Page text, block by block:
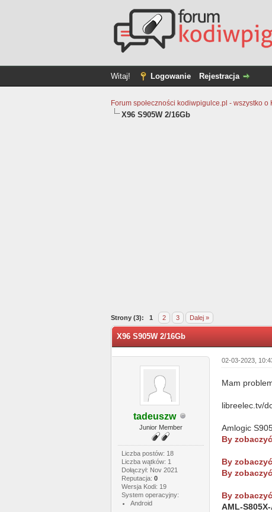
Witaj! Logowanie Rejestracja
Forum społeczności kodiwpigulce.pl - wszystko
X96 S905W 2/16Gb
Strony (3): 1 2 3 Dalej »
X96 S905W 2/16Gb
tadeuszw
Junior Member
Liczba postów: 18
Liczba wątków: 1
Dołączył: Nov 2021
Reputacja: 0
Wersja Kodi: 19
System operacyjny:
Android
02-03-2023,
Mam
libreelec.tv/
Amlogic
By
By
By
By
AML-